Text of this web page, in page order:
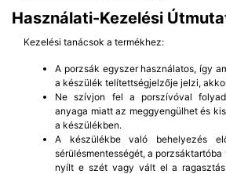
Használati-Kezelési
Kezelési tanácsok a termékhez:
A porzsák egyszer használatos, így
a készülék telítettségjelzője jelzi,
Ne szívjon fel a porszívóval
anyaga miatt az meggyengülhet és
a készülékben.
A készülékbe való behelyezés
sérülésmentességét, a
nyílt e szét vagy vált el a